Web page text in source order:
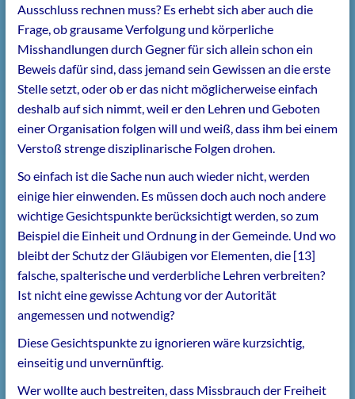
Ausschluss rechnen muss? Es erhebt sich aber auch die
Frage, ob grausame Verfolgung und körperliche
Misshandlungen durch Gegner für sich allein schon ein
Beweis dafür sind, dass jemand sein Gewissen an die erste
Stelle setzt, oder ob er das nicht möglicherweise einfach
deshalb auf sich nimmt, weil er den Lehren und Geboten
einer Organisation folgen will und weiß, dass ihm bei einem
Verstoß strenge disziplinarische Folgen drohen.
So einfach ist die Sache nun auch wieder nicht, werden
einige hier einwenden. Es müssen doch auch noch andere
wichtige Gesichtspunkte berücksichtigt werden, so zum
Beispiel die Einheit und Ordnung in der Gemeinde. Und wo
bleibt der Schutz der Gläubigen vor Elementen, die [13]
falsche, spalterische und verderbliche Lehren verbreiten?
Ist nicht eine gewisse Achtung vor der Autorität
angemessen und notwendig?
Diese Gesichtspunkte zu ignorieren wäre kurzsichtig,
einseitig und unvernünftig.
Wer wollte auch bestreiten, dass Missbrauch der Freiheit